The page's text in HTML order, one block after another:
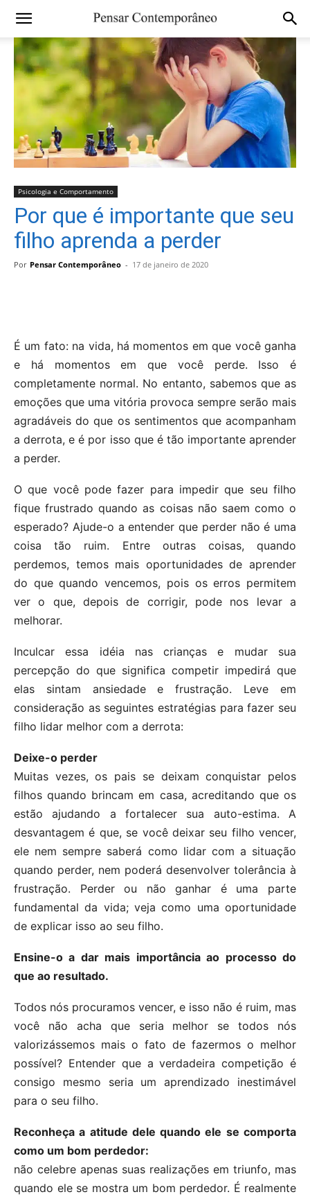
Psicologia e Comportamento
Por que é importante que seu
filho aprenda a perder
Por Pensar Contemporâneo - 17 de janeiro de 2020
É um fato: na vida, há momentos em que você ganha
e há momentos em que você perde. Isso é
completamente normal. No entanto, sabemos que as
emoções que uma vitória provoca sempre serão mais
agradáveis ​​do que os sentimentos que acompanham
a derrota, e é por isso que é tão importante aprender
a perder.
O que você pode fazer para impedir que seu filho
fique frustrado quando as coisas não saem como o
esperado? Ajude-o a entender que perder não é uma
coisa tão ruim. Entre outras coisas, quando
perdemos, temos mais oportunidades de aprender
do que quando vencemos, pois os erros permitem
ver o que, depois de corrigir, pode nos levar a
melhorar.
Inculcar essa idéia nas crianças e mudar sua
percepção do que significa competir impedirá que
elas sintam ansiedade e frustração. Leve em
consideração as seguintes estratégias para fazer seu
filho lidar melhor com a derrota:
Deixe-o perder
Muitas vezes, os pais se deixam conquistar pelos
filhos quando brincam em casa, acreditando que os
estão ajudando a fortalecer sua auto-estima. A
desvantagem é que, se você deixar seu filho vencer,
ele nem sempre saberá como lidar com a situação
quando perder, nem poderá desenvolver tolerância à
frustração. Perder ou não ganhar é uma parte
fundamental da vida; veja como uma oportunidade
de explicar isso ao seu filho.
Ensine-o a dar mais importância ao processo do
que ao resultado.
Todos nós procuramos vencer, e isso não é ruim, mas
você não acha que seria melhor se todos nós
valorizássemos mais o fato de fazermos o melhor
possível? Entender que a verdadeira competição é
consigo mesmo seria um aprendizado inestimável
para o seu filho.
Reconheça a atitude dele quando ele se comporta
como um bom perdedor:
não celebre apenas suas realizações em triunfo, mas
quando ele se mostra um bom perdedor. É realmente